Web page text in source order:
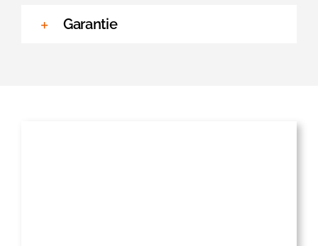
Garantie